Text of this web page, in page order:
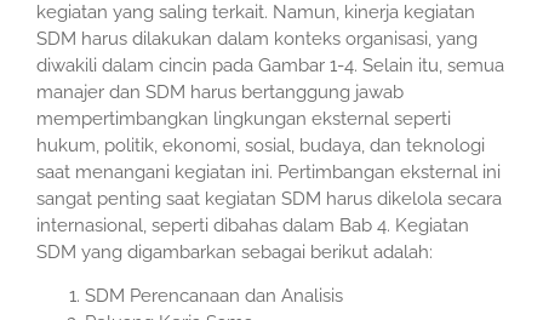
kegiatan yang saling terkait. Namun, kinerja kegiatan
SDM harus dilakukan dalam konteks organisasi, yang
diwakili dalam cincin pada Gambar 1-4. Selain itu, semua
manajer dan SDM harus bertanggung jawab
mempertimbangkan lingkungan eksternal seperti
hukum, politik, ekonomi, sosial, budaya, dan teknologi
saat menangani kegiatan ini. Pertimbangan eksternal ini
sangat penting saat kegiatan SDM harus dikelola secara
internasional, seperti dibahas dalam Bab 4. Kegiatan
SDM yang digambarkan sebagai berikut adalah:
SDM Perencanaan dan Analisis